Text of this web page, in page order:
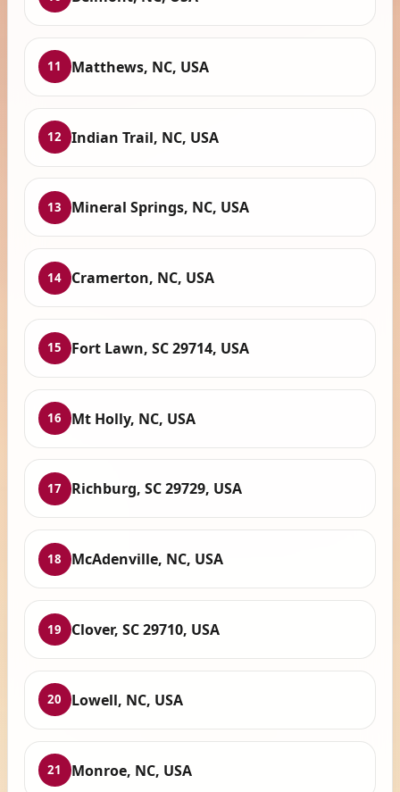
11 Matthews, NC, USA
12 Indian Trail, NC, USA
13 Mineral Springs, NC, USA
14 Cramerton, NC, USA
15 Fort Lawn, SC 29714, USA
16 Mt Holly, NC, USA
17 Richburg, SC 29729, USA
18 McAdenville, NC, USA
19 Clover, SC 29710, USA
20 Lowell, NC, USA
21 Monroe, NC, USA